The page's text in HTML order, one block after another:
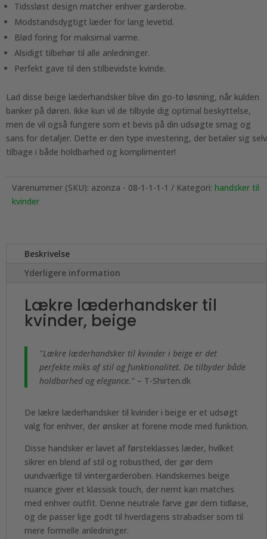
Tidssløst design matcher enhver garderobe.
Modstandsdygtigt læder for lang levetid.
Blød foring for maksimal varme.
Alsidigt tilbehør til alle anledninger.
Perfekt gave til den stilbevidste kvinde.
Lad disse beige læderhandsker blive din go-to løsning, når kulden
banker på døren. Ikke kun vil de tilbyde dig optimal beskyttelse,
men de vil også fungere som et bevis på din udsøgte smag og
sans for detaljer. Dette er den type investering, der betaler sig selv
tilbage i både holdbarhed og komplimenter!
Varenummer (SKU): azonza - 08-1-1-1-1 Kategori: handsker til
kvinder
Beskrivelse
Yderligere information
Lækre læderhandsker til
kvinder, beige
"Lækre læderhandsker til kvinder i beige er det
perfekte miks af stil og funktionalitet. De tilbyder både
holdbarhed og elegance." – T-Shirten.dk
De lækre læderhandsker til kvinder i beige er et udsøgt
valg for enhver, der ønsker at forene mode med funktion.
Disse handsker er lavet af førsteklasses læder, hvilket
sikrer en blend af stil og robusthed, der gør dem
uundværlige til vintergarderoben. Handskernes beige
nuance giver et klassisk touch, der nemt kan matches
med enhver outfit. Denne neutrale farve gør dem tidløse,
og de passer lige godt til hverdagens strabadser som til
mere formelle anledninger.